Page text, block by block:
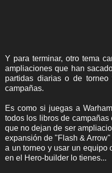
Y para terminar, otro tema
ampliaciones que han
partidas diarias o de
campañas.
Es como si juegas a
todos los libros de
que no dejan de ser
expansión de "Flash &
a un torneo y usar un equipo
en el Hero-builder lo tienes...